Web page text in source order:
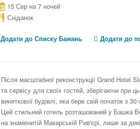
15 Сер на 7 ночей
Сніданок
Додати до Списку Бажань Додати до
Після масштабної реконструкції Grand Hotel
та сервісу для своїх гостей, зберігаючи при
виняткової будівлі, яка бере свій початок з
Цей стильний готель розташований у Башка
на знаменитій Макарській Рив'єрі, лише за